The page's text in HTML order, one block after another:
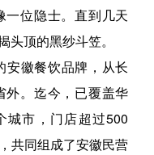
位隐士。直到几天
顶的黑纱斗笠。
安徽餐饮品牌，从长
外。迄今，已覆盖华
城市，门店超过500
共同组成了安徽民营